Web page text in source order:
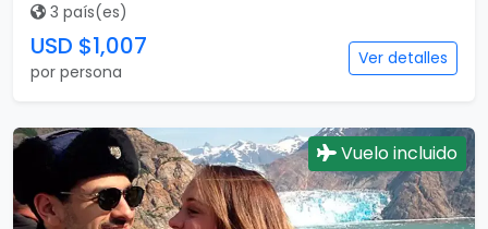
3 país(es)
USD $1,007
por persona
Ver detalles
Vuelo incluido